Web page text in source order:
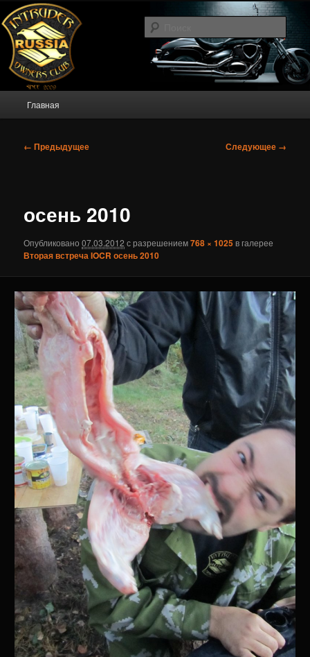
Перейти
к
основному
содержимому
IOCR.RU
Intruder Owners Club Russia
Главная
Навигация
← Предыдущее Следующее →
осень 2010
Опубликовано07.03.2012 с разрешением768 × 1025 в галерее
Вторая встреча IOCR осень 2010